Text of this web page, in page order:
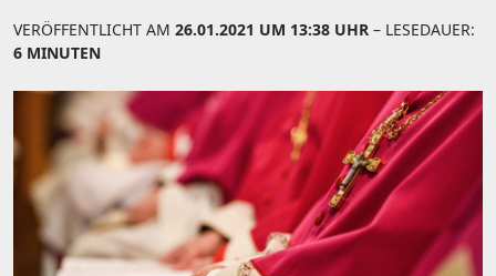
VERÖFFENTLICHT AM 26.01.2021 UM 13:38 UHR – LESEDAUER:
6 MINUTEN